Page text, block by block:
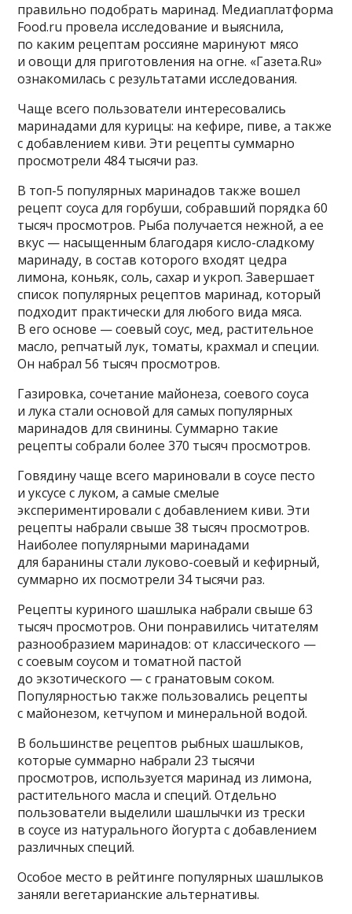
правильно подобрать маринад. Медиаплатформа
Food.ru провела исследование и выяснила,
по каким рецептам россияне маринуют мясо
и овощи для приготовления на огне. «Газета.Ru»
ознакомилась с результатами исследования.
Чаще всего пользователи интересовались
маринадами для курицы: на кефире, пиве, а также
с добавлением киви. Эти рецепты суммарно
просмотрели 484 тысячи раз.
В топ-5 популярных маринадов также вошел
рецепт соуса для горбуши, собравший порядка 60
тысяч просмотров. Рыба получается нежной, а ее
вкус — насыщенным благодаря кисло-сладкому
маринаду, в состав которого входят цедра
лимона, коньяк, соль, сахар и укроп. Завершает
список популярных рецептов маринад, который
подходит практически для любого вида мяса.
В его основе — соевый соус, мед, растительное
масло, репчатый лук, томаты, крахмал и специи.
Он набрал 56 тысяч просмотров.
Газировка, сочетание майонеза, соевого соуса
и лука стали основой для самых популярных
маринадов для свинины. Суммарно такие
рецепты собрали более 370 тысяч просмотров.
Говядину чаще всего мариновали в соусе песто
и уксусе с луком, а самые смелые
экспериментировали с добавлением киви. Эти
рецепты набрали свыше 38 тысяч просмотров.
Наиболее популярными маринадами
для баранины стали луково-соевый и кефирный,
суммарно их посмотрели 34 тысячи раз.
Рецепты куриного шашлыка набрали свыше 63
тысяч просмотров. Они понравились читателям
разнообразием маринадов: от классического —
с соевым соусом и томатной пастой
до экзотического — с гранатовым соком.
Популярностью также пользовались рецепты
с майонезом, кетчупом и минеральной водой.
В большинстве рецептов рыбных шашлыков,
которые суммарно набрали 23 тысячи
просмотров, используется маринад из лимона,
растительного масла и специй. Отдельно
пользователи выделили шашлычки из трески
в соусе из натурального йогурта с добавлением
различных специй.
Особое место в рейтинге популярных шашлыков
заняли вегетарианские альтернативы.